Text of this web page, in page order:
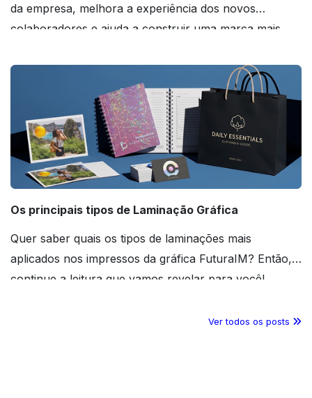
da empresa, melhora a experiência dos novos
colaboradores e ajuda a construir uma marca mais
Os principais tipos de Laminação Gráfica
Quer saber quais os tipos de laminações mais
aplicados nos impressos da gráfica FuturaIM? Então,
continue a leitura que vamos revelar para você!
Ver todos os posts